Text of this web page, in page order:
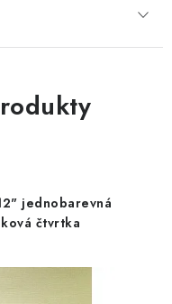
jednobarevná
čtvrtka